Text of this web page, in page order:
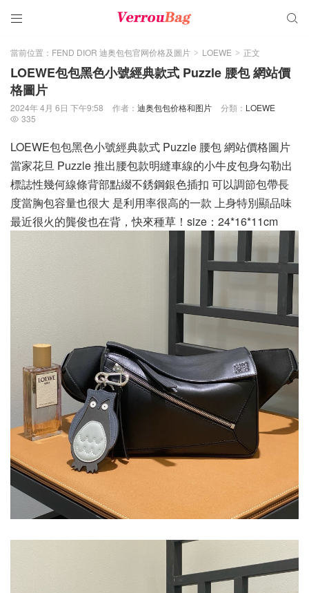
 
當前位置： FEND DIOR 迪奥包包官网价格及圖片 > LOEWE > 正文
LOEWE包包黑色小號經典款式 Puzzle 腰包 網站價
格圖片
2024年 4月 6日 下午9:58 作者： 迪奥包包价格和图片 分類： LOEWE
 335
LOEWE包包黑色小號經典款式 Puzzle 腰包 網站價格圖片
當家花旦 Puzzle 推出腰包款明縫車線的小牛皮包身勾勒出
標誌性幾何線條背部點綴不銹鋼銀色插扣 可以調節包帶長
度當胸包容量也很大 是利用率很高的一款 上身特別顯品味
最近很火的龔俊也在背，快來種草！size：24*16*11cm